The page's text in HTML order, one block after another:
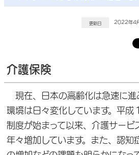
更新日 2022年4
介護保険
現在、日本の高齢化は急速に進
環境は日々変化しています。平成
制度が始まって以来、介護サービ
年々増加しています。また、認知